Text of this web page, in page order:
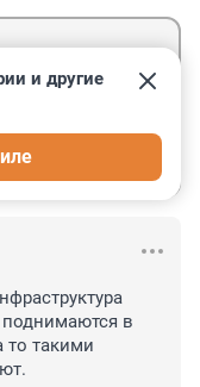
и другие
в
то такими